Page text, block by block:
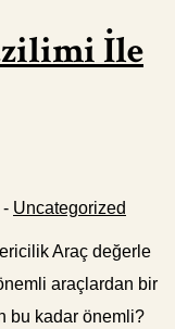
İle
- Uncategorized
Araç değerle
araçlardan bir
bu kadar önemli?